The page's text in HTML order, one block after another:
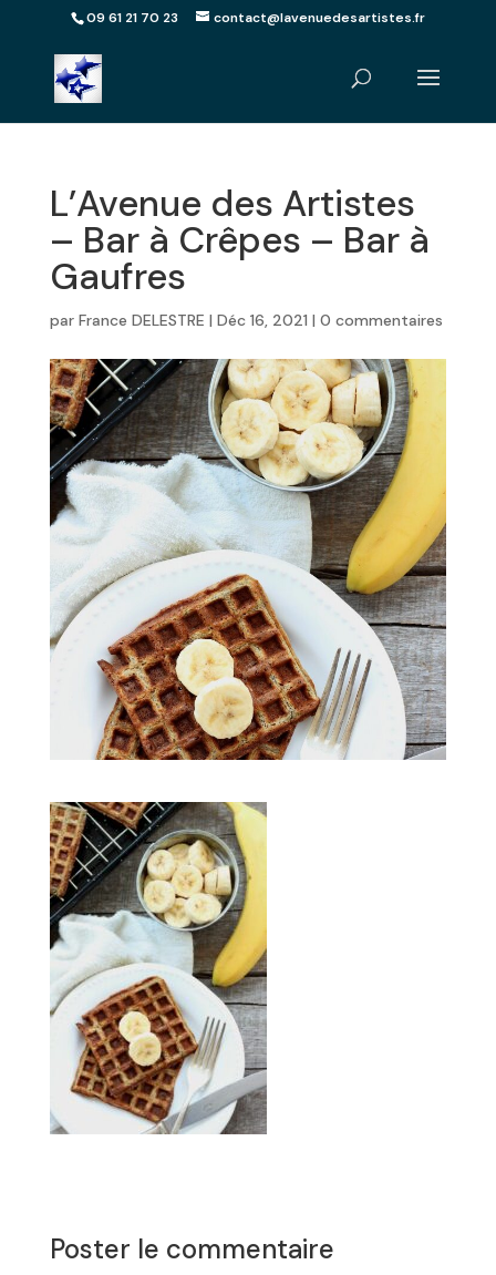
09 61 21 70 23 contact@lavenuedesartistes.fr
L’Avenue des Artistes
– Bar à Crêpes – Bar à
Gaufres
par France DELESTRE | Déc 16, 2021 | 0 commentaires
Poster le commentaire